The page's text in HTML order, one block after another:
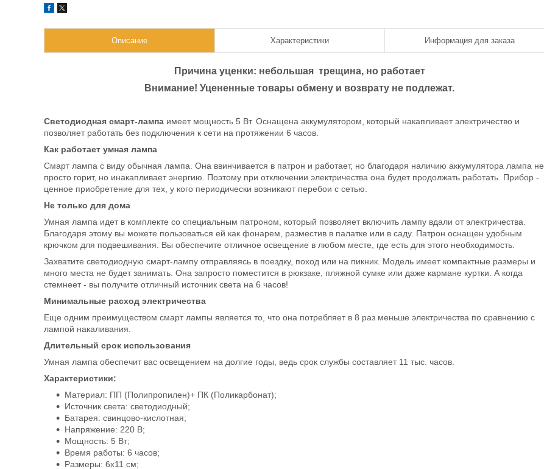
Описание Характеристики Информация для заказа
Причина уценки: небольшая трещина, но работает
Внимание! Уцененные товары обмену и возврату не подлежат.
Светодиодная смарт-лампа имеет мощность 5 Вт. Оснащена аккумулятором, который накапливает электричество и
позволяет работать без подключения к сети на протяжении 6 часов.
Как работает умная лампа
Смарт лампа с виду обычная лампа. Она ввинчивается в патрон и работает, но благодаря наличию аккумулятора лампа не
просто горит, но инакапливает энергию. Поэтому при отключении электричества она будет продолжать работать. Прибор -
ценное приобретение для тех, у кого периодически возникают перебои с сетью.
Не только для дома
Умная лампа идет в комплекте со специальным патроном, который позволяет включить лампу вдали от электричества.
Благодаря этому вы можете пользоваться ей как фонарем, разместив в палатке или в саду. Патрон оснащен удобным
крючком для подвешивания. Вы обеспечите отличное освещение в любом месте, где есть для этого необходимость.
Захватите светодиодную смарт-лампу отправляясь в поездку, поход или на пикник. Модель имеет компактные размеры и
много места не будет занимать. Она запросто поместится в рюкзаке, пляжной сумке или даже кармане куртки. А когда
стемнеет - вы получите отличный источник света на 6 часов!
Минимальные расход электричества
Еще одним преимуществом смарт лампы является то, что она потребляет в 8 раз меньше электричества по сравнению с
лампой накаливания.
Длительный срок использования
Умная лампа обеспечит вас освещением на долгие годы, ведь срок службы составляет 11 тыс. часов.
Характеристики:
Материал: ПП (Полипропилен)+ ПК (Поликарбонат);
Источник света: светодиодный;
Батарея: свинцово-кислотная;
Напряжение: 220 В;
Мощность: 5 Вт;
Время работы: 6 часов;
Размеры: 6x11 см;